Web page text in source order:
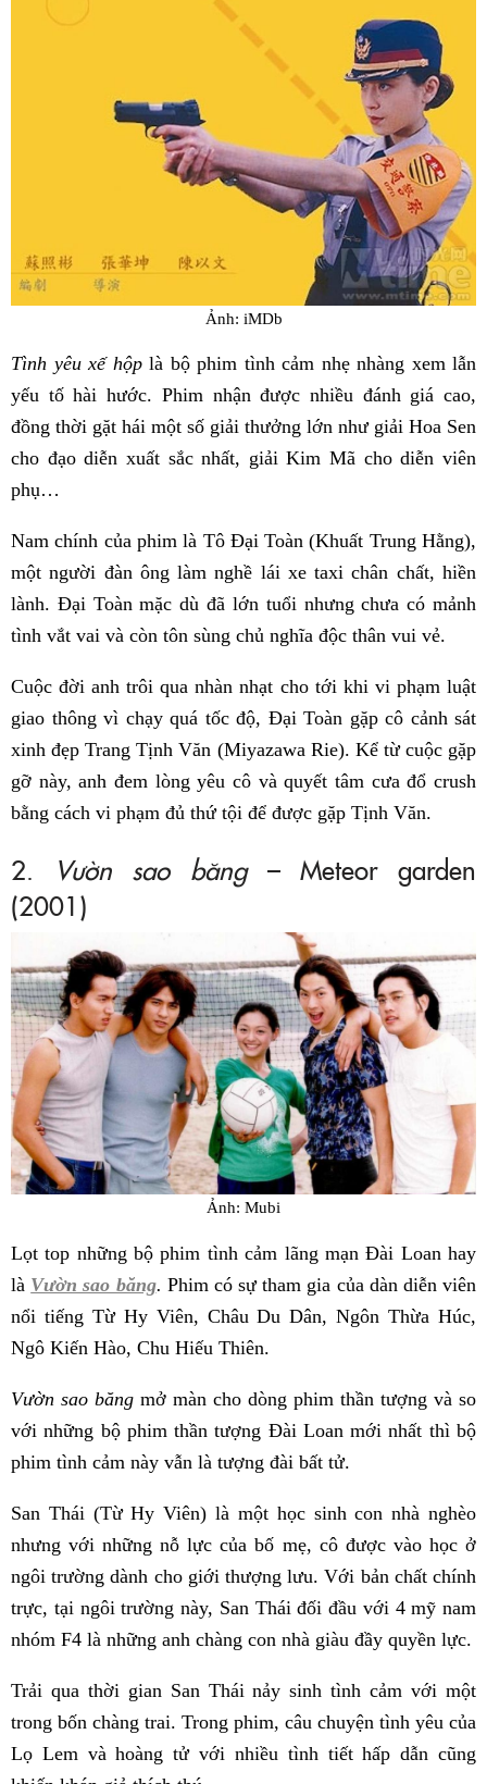
Ảnh: iMDb
Tình yêu xế hộplà bộ phim tình cảm nhẹ nhàng xem lẫn
yếu tố hài hước. Phim nhận được nhiều đánh giá cao,
đồng thời gặt hái một số giải thưởng lớn như giải Hoa Sen
cho đạo diễn xuất sắc nhất, giải Kim Mã cho diễn viên
phụ…
Nam chính của phim là Tô Đại Toàn (Khuất Trung Hằng),
một người đàn ông làm nghề lái xe taxi chân chất, hiền
lành. Đại Toàn mặc dù đã lớn tuổi nhưng chưa có mảnh
tình vắt vai và còn tôn sùng chủ nghĩa độc thân vui vẻ.
Cuộc đời anh trôi qua nhàn nhạt cho tới khi vi phạm luật
giao thông vì chạy quá tốc độ, Đại Toàn gặp cô cảnh sát
xinh đẹp Trang Tịnh Văn (Miyazawa Rie). Kể từ cuộc gặp
gỡ này, anh đem lòng yêu cô và quyết tâm cưa đổ crush
bằng cách vi phạm đủ thứ tội để được gặp Tịnh Văn.
2. Vườn sao băng– Meteor garden
(2001)
Ảnh: Mubi
Lọt top những bộ phim tình cảm lãng mạn Đài Loan hay
là Vườn sao băng. Phim có sự tham gia của dàn diễn viên
nổi tiếng Từ Hy Viên, Châu Du Dân, Ngôn Thừa Húc,
Ngô Kiến Hào, Chu Hiếu Thiên.
Vườn sao băng mở màn cho dòng phim thần tượng và so
với những bộ phim thần tượng Đài Loan mới nhất thì bộ
phim tình cảm này vẫn là tượng đài bất tử.
San Thái (Từ Hy Viên) là một học sinh con nhà nghèo
nhưng với những nỗ lực của bố mẹ, cô được vào học ở
ngôi trường dành cho giới thượng lưu. Với bản chất chính
trực, tại ngôi trường này, San Thái đối đầu với 4 mỹ nam
nhóm F4 là những anh chàng con nhà giàu đầy quyền lực.
Trải qua thời gian San Thái nảy sinh tình cảm với một
trong bốn chàng trai. Trong phim, câu chuyện tình yêu của
Lọ Lem và hoàng tử với nhiều tình tiết hấp dẫn cũng